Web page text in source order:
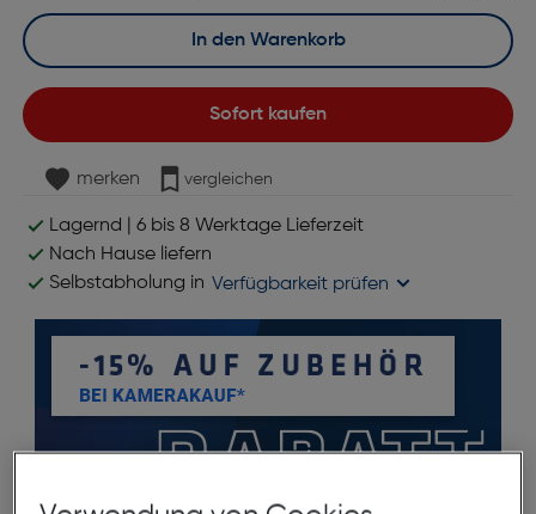
Sofort kaufen
In den Warenkorb
merken vergleichen
Lagernd | 6 bis 8 Werktage Lieferzeit
Nach Hause liefern
Selbstabholung in Verfügbarkeit prüfen